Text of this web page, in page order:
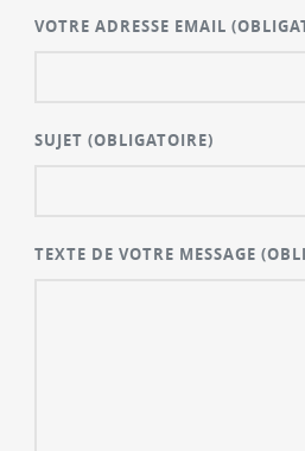
VOTRE ADRESSE EMAIL
SUJET(OBLIGATOIRE)
TEXTE DE VOTRE MESSAGE